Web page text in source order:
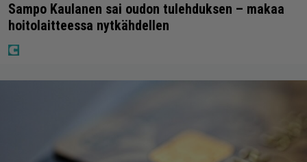
Sampo Kaulanen sai oudon tulehduksen – makaa
hoitolaitteessa nytkähdellen